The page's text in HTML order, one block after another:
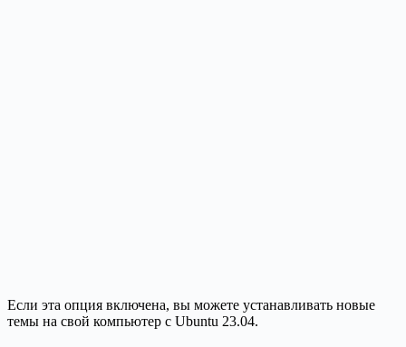
Если эта опция включена, вы можете устанавливать новые
темы на свой компьютер с Ubuntu 23.04.